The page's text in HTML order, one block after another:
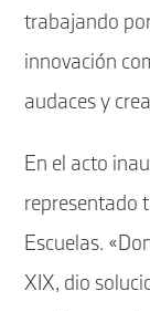
trabajando
innovación
audaces y
En el acto
representado
Escuelas.
XIX, dio